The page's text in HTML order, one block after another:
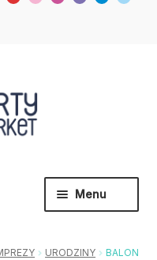
Menu
menu
URODZINY
BALON